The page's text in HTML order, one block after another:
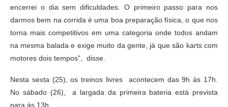
encerrei o dia sem dificuldades. O primeiro passo para nos
darmos bem na corrida é uma boa preparação física, o que nos
torna mais competitivos em uma categoria onde todos andam
na mesma balada e exige muito da gente, já que são karts com
motores dois tempos”,
disse.
Nesta sexta (25), os treinos livres acontecem das 9h às 17h.
No sábado (26), a largada da primeira bateria está prevista
para às 13h.